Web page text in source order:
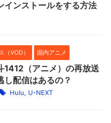
インストールをする方法
（VOD） 国内アニメ
1412（アニメ）の再放送
し配信はあるの？
Hulu, U-NEXT